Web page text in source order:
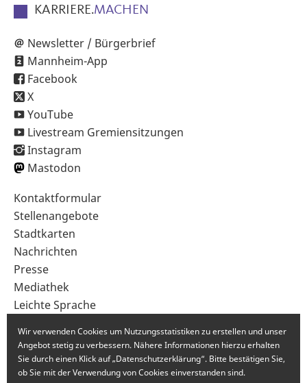
KARRIERE.MACHEN
Newsletter / Bürgerbrief
Mannheim-App
Facebook
X
YouTube
Livestream Gremiensitzungen
Instagram
Mastodon
Sekundärnavigation
im
Fußbereich
Kontaktformular
Stellenangebote
Stadtkarten
Nachrichten
Presse
Mediathek
Leichte Sprache
Wir verwenden Cookies um Nutzungsstatistiken zu erstellen und unser
Angebot stetig zu verbessern. Nähere Informationen hierzu erhalten
Sie durch einen Klick auf „Datenschutzerklärung“. Bitte bestätigen Sie,
ob Sie mit der Verwendung von Cookies einverstanden sind.